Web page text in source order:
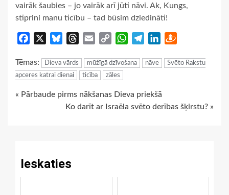
vairāk šaubies – jo vairāk arī jūti nāvi. Ak, Kungs,
stiprini manu ticību – tad būsim dziedināti!
Facebook BlueskyThreads
Email
Copy
WhatsApp
TelegramLinkedIn
Tēmas: Dieva vārds mūžīgā dzīvošana nāve
Svēto Rakstu
apceres katrai dienai
ticība zāles
Continue
« Pārbaude pirms nākšanas Dieva priekšā
Ko darīt ar Israēla svēto derības šķirstu? »
Ieskaties